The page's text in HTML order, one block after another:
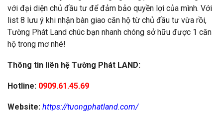
với đại diện chủ đầu tư để đảm bảo quyền lợi của mình. Với
list 8 lưu ý khi nhận bàn giao căn hộ từ chủ đầu tư vừa rồi,
Tường Phát Land chúc bạn nhanh chóng sở hữu được 1 căn
hộ trong mơ nhé!
Thông tin liên hệ Tường Phát LAND:
Hotline: 0909.61.45.69
Website: https://tuongphatland.com/